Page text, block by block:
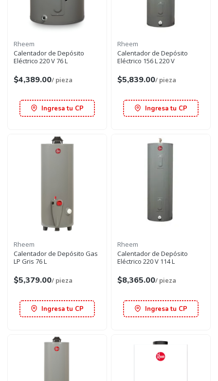
Rheem
Calentador de Depósito
Eléctrico 220 V 76 L
$4,389.00/ pieza
Ingresa tu CP
Rheem
Calentador de Depósito
Eléctrico 156 L 220 V
$5,839.00/ pieza
Ingresa tu CP
Rheem
Calentador de Depósito Gas
LP Gris 76 L
$5,379.00/ pieza
Ingresa tu CP
Rheem
Calentador de Depósito
Eléctrico 220 V 114 L
$8,365.00/ pieza
Ingresa tu CP